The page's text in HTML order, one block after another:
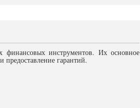
финансовых инструментов. Их основное
гарантий.